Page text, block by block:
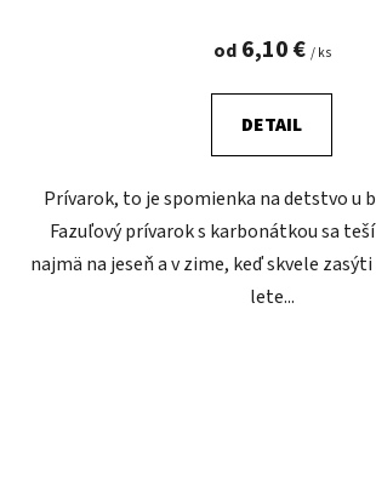
od6,10 € / ks
DETAIL
Prívarok, to je spomienka na detstvo u
Fazuľový prívarok s karbonátkou sa
najmä na jeseň a v zime, keď skvele
lete...